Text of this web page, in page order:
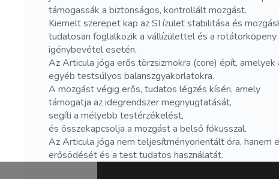
támogassák a biztonságos, kontrollált mozgást.
Kiemelt szerepet kap az SI ízület stabilitása és
tudatosan foglalkozik a vállízülettel és a
igénybevétel esetén.
Az Articula jóga erős törzsizmokra (core) épít,
egyéb testsúlyos balanszgyakorlatokra.
A mozgást végig erős, tudatos légzés kíséri, amely
támogatja az idegrendszer megnyugtatását,
segíti a mélyebb testérzékelést,
és összekapcsolja a mozgást a belső fókusszal.
Az Articula jóga nem teljesítményorientált óra, hanem
erősödését és a test tudatos használatát.